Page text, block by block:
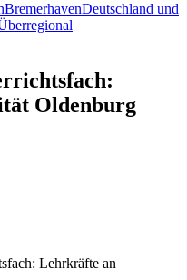
BremerhavenDeutschland und
Oldenburg